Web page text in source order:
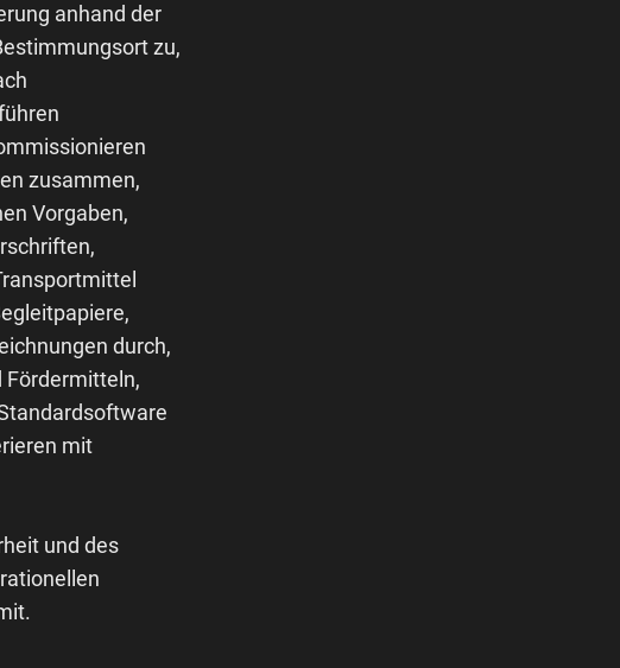
anhand der
zu,
zusammen,
Vorgaben,
durch,
Fördermitteln,
mit
und des